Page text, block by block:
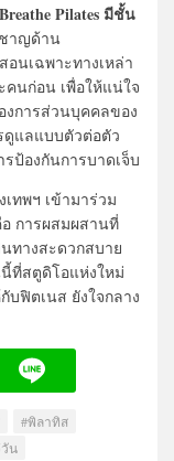
Pilates มีชั้น
าญด้าน
อนเฉพาะทางเหล่า
นก่อน เพื่อให้แน่ใจ
งการส่วนบุคคลของ
ดูแลแบบตัวต่อตัว
ป้องกันการบาดเจ็บ
ทพฯ เข้ามาร่วม
การผสมผสานที่
ทางสะดวกสบาย
ที่สตูดิโอแห่งใหม่
บฟิตเนส ยังใจกลาง
#พิลาทิส
น